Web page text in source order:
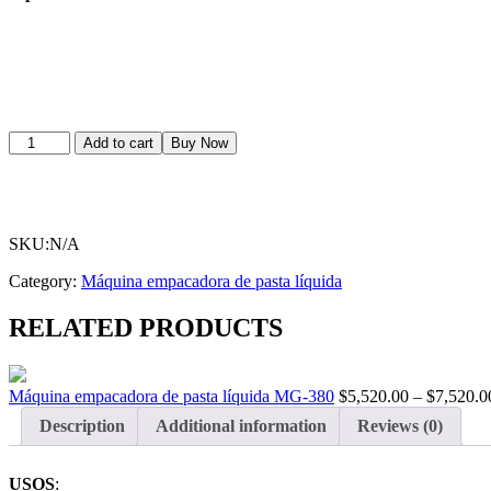
Máquina
empacadora
MG-
quantity
Add to cart Buy Now
SKU:N/A
Category: Máquina empacadora de pasta líquida
RELATED PRODUCTS
Máquina empacadora de pasta líquida MG-380 $5,520.00 – $
Description Additional information Reviews (0)
USOS: